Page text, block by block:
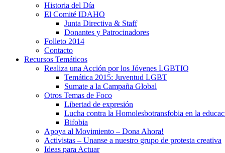
Historia del Día
El Comité IDAHO
Junta Directiva & Staff
Donantes y Patrocinadores
Folleto 2014
Contacto
Recursos Temáticos
Realiza una Acción por los Jóvenes LGBTIQ
Temática 2015: Juventud LGBT
Sumate a la Campaña Global
Otros Temas de Foco
Libertad de expresión
Lucha contra la Homolesbotransfobia en la
Bifobia
Apoya al Movimiento – Dona Ahora!
Activistas – Unanse a nuestro grupo de protesta creativa
Ideas para Actuar